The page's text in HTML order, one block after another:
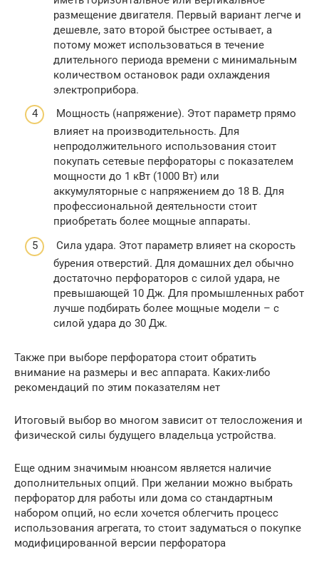
размещение двигателя. Первый вариант легче и
дешевле, зато второй быстрее остывает, а
потому может использоваться в течение
длительного периода времени с минимальным
количеством остановок ради охлаждения
электроприбора.
Мощность (напряжение). Этот параметр прямо
влияет на производительность. Для
непродолжительного использования стоит
покупать сетевые перфораторы с показателем
мощности до 1 кВт (1000 Вт) или
аккумуляторные с напряжением до 18 В. Для
профессиональной деятельности стоит
приобретать более мощные аппараты.
Сила удара. Этот параметр влияет на скорость
бурения отверстий. Для домашних дел обычно
достаточно перфораторов с силой удара, не
превышающей 10 Дж. Для промышленных работ
лучше подбирать более мощные модели – с
силой удара до 30 Дж.
Также при выборе перфоратора стоит обратить
внимание на размеры и вес аппарата. Каких-либо
рекомендаций по этим показателям нет
Итоговый выбор во многом зависит от телосложения и
физической силы будущего владельца устройства.
Еще одним значимым нюансом является наличие
дополнительных опций. При желании можно выбрать
перфоратор для работы или дома со стандартным
набором опций, но если хочется облегчить процесс
использования агрегата, то стоит задуматься о покупке
модифицированной версии перфоратора